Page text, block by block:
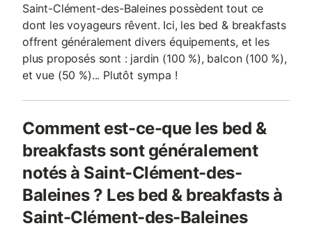
Saint-Clément-des-Baleines possèdent tout ce
dont les voyageurs rêvent. Ici, les bed & breakfasts
offrent généralement divers équipements, et les
plus proposés sont : jardin (100 %), balcon (100 %),
et vue (50 %)... Plutôt sympa !
Comment est-ce-que les bed &
breakfasts sont généralement
notés à Saint-Clément-des-
Baleines ? Les bed & breakfasts à
Saint-Clément-des-Baleines